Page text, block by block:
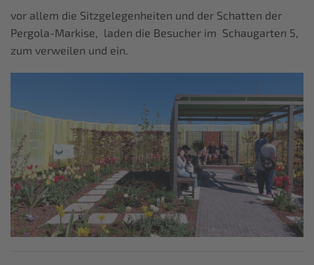
vor allem die Sitzgelegenheiten und der Schatten der
Pergola-Markise, laden die Besucher im Schaugarten 5,
zum verweilen und ein.